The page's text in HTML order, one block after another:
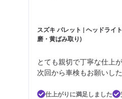
スズキ パレット | ヘッドライ
磨・黄ばみ取り)
とても親切で丁寧な仕上
次回から車検もお願いし
仕上がりに満足しました